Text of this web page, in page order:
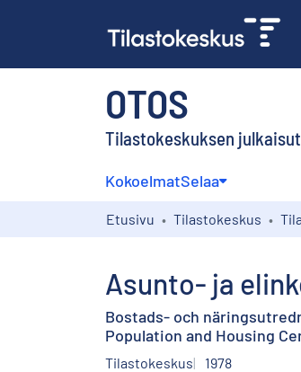
OTOS
Tilastokeskuksen
KokoelmatSelaa
Etusivu Tilastokeskus
Asunto- ja
Bostads- och
Population and Housing
Tilastokeskus 1978